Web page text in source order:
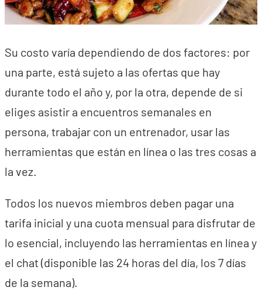
Su costo varía dependiendo de dos factores: por
una parte, está sujeto a las ofertas que hay
durante todo el año y, por la otra, depende de si
eliges asistir a encuentros semanales en
persona, trabajar con un entrenador, usar las
herramientas que están en línea o las tres cosas a
la vez.
Todos los nuevos miembros deben pagar una
tarifa inicial y una cuota mensual para disfrutar de
lo esencial, incluyendo las herramientas en línea y
el chat (disponible las 24 horas del día, los 7 días
de la semana).